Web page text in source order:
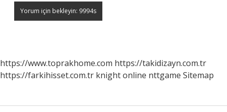
https://www.toprakhome.com https://takidizayn.com.tr
https://farkihisset.com.tr knight online nttgame Sitemap